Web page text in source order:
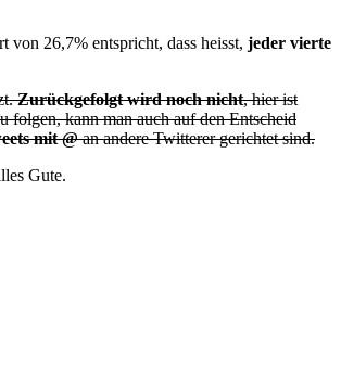
von 26,7% entspricht, dass heisst, jeder vierte
Zurückgefolgt wird noch nicht, hier ist
folgen, kann man auch auf den Entscheid
mit @an andere Twitterer gerichtet sind.
Gute.